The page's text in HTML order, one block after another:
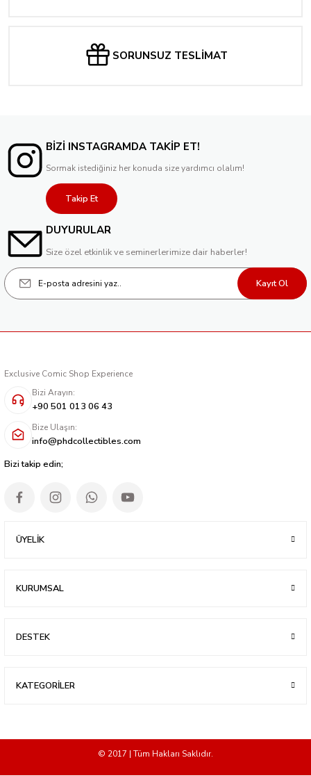
SORUNSUZ TESLİMAT
BİZİ INSTAGRAMDA TAKİP ET!
Sormak istediğiniz her konuda size yardımcı olalım!
Takip Et
DUYURULAR
Size özel etkinlik ve seminerlerimize dair haberler!
Kayıt Ol
Exclusive Comic Shop Experience
Bizi Arayın:
+90 501 013 06 43
Bize Ulaşın:
info@phdcollectibles.com
Bizi takip edin;
ÜYELİK
KURUMSAL
DESTEK
KATEGORİLER
© 2017 | Tüm Hakları Saklıdır.